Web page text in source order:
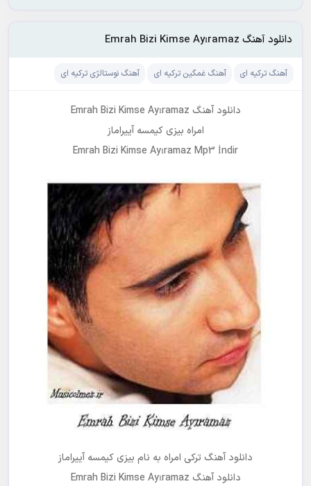
دانلود آهنگ Emrah Bizi Kimse Ayıramaz
آهنگ ترکیه ای آهنگ غمگین ترکیه ای آهنگ نوستالژی ترکیه ای
دانلود آهنگ Emrah Bizi Kimse Ayıramaz
امراه بیزی کیمسه آییراماز
Emrah Bizi Kimse Ayıramaz Mp3 İndir
دانلود آهنگ ترکی امراه به نام بیزی کیمسه آییراماز
دانلود آهنگ Emrah Bizi Kimse Ayıramaz